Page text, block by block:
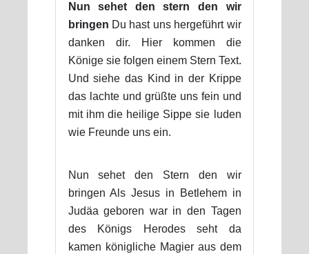
Nun sehet den stern den wir
bringen Du hast uns hergeführt wir
danken dir. Hier kommen die
Könige sie folgen einem Stern Text.
Und siehe das Kind in der Krippe
das lachte und grüßte uns fein und
mit ihm die heilige Sippe sie luden
wie Freunde uns ein.
Nun sehet den Stern den wir
bringen Als Jesus in Betlehem in
Judäa geboren war in den Tagen
des Königs Herodes seht da
kamen königliche Magier aus dem